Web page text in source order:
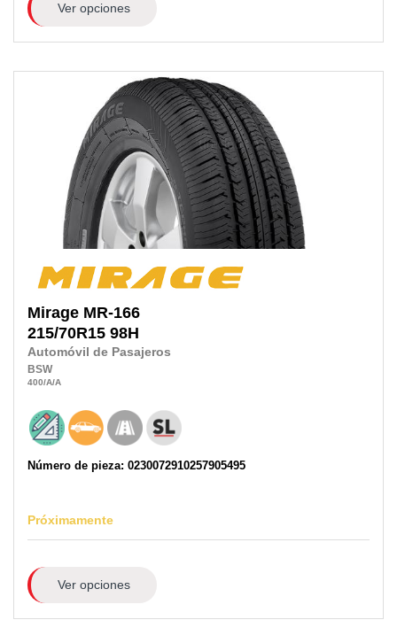
Ver opciones
Mirage MR-166
215/70R15 98H
Automóvil de Pasajeros
BSW
400/A/A
Número de pieza: 0230072910257905495
Próximamente
Ver opciones